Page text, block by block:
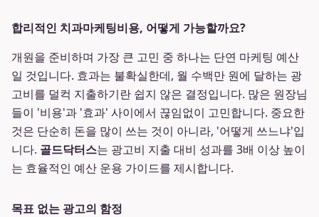
합리적인 치과마케팅비용, 어떻게 가능할까요?
개원을 준비하며 가장 큰 고민 중 하나는 단연 마케팅 예산
일 것입니다. 효과는 불확실한데, 월 수백만 원에 달하는 광
고비를 덜컥 지출하기란 쉽지 않은 결정입니다. 많은 원장님
들이 '비용'과 '효과' 사이에서 끊임없이 고민합니다. 중요한
것은 단순히 돈을 많이 쓰는 것이 아니라, '어떻게 쓰느냐'입
니다. 골드닥터스는 광고비 지출 대비 성과를 3배 이상 높이
는 효율적인 예산 운용 가이드를 제시합니다.
목표 없는 광고의 함정